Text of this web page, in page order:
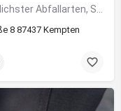
8 87437 Kempten